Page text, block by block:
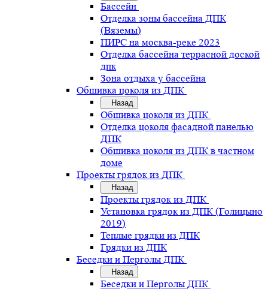
Бассейн
Отделка зоны бассейна ДПК
(Вяземы)
ПИРС на москва-реке 2023
Отделка бассейна террасной доской
дпк
Зона отдыха у бассейна
Обшивка цоколя из ДПК
Назад
Обшивка цоколя из ДПК
Отделка цоколя фасадной панелью
ДПК
Обшивка цоколя из ДПК в частном
доме
Проекты грядок из ДПК
Назад
Проекты грядок из ДПК
Установка грядок из ДПК (Голицыно
2019)
Теплые грядки из ДПК
Грядки из ДПК
Беседки и Перголы ДПК
Назад
Беседки и Перголы ДПК